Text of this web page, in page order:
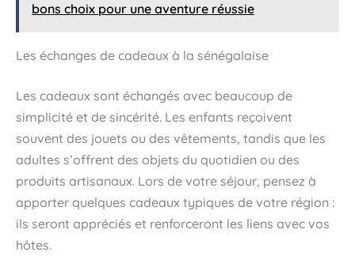
bons choix pour une aventure réussie
Les échanges de cadeaux à la sénégalaise
Les cadeaux sont échangés avec beaucoup de
simplicité et de sincérité. Les enfants reçoivent
souvent des jouets ou des vêtements, tandis que les
adultes s’offrent des objets du quotidien ou des
produits artisanaux. Lors de votre séjour, pensez à
apporter quelques cadeaux typiques de votre région :
ils seront appréciés et renforceront les liens avec vos
hôtes.